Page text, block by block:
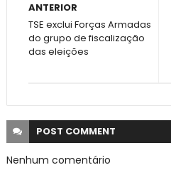
ANTERIOR
TSE exclui Forças Armadas
do grupo de fiscalização
das eleições
POST COMMENT
Nenhum comentário